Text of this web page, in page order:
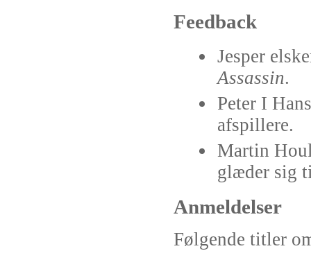
Feedback
Jesper
Assassin.
Peter I
afspillere.
Martin
glæder sig
Anmeldelser
Følgende titler